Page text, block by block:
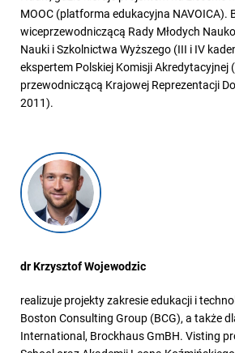
MOOC (platforma edukacyjna NAVOICA).
wiceprzewodniczącą Rady Młodych
Nauki i Szkolnictwa Wyższego (III i IV
ekspertem Polskiej Komisji Akredytacyjnej
przewodniczącą Krajowej Reprezentacji
2011).
dr Krzysztof Wojewodzic
realizuje projekty zakresie edukacji i
Boston Consulting Group (BCG), a także
International, Brockhaus GmBH. Visting